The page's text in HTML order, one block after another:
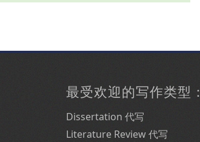
最受欢迎的写作类型：
Dissertation 代写
Literature Review 代写